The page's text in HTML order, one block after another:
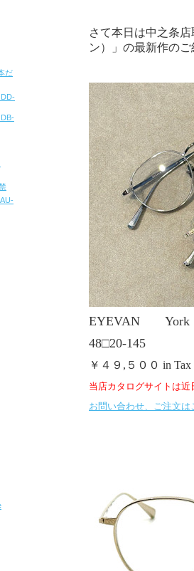
だ
さて本日は中之条
ン）」の最新作のご
EYEVAN York
48□20-145
￥４９,５００ in Tax
当店カタログサイトは近
お問い合わせ、ご注文